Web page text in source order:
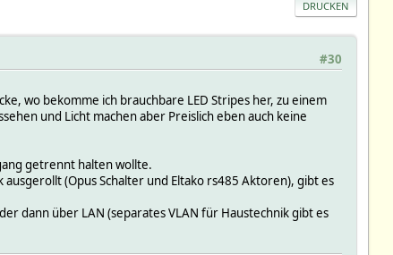
DRUCKEN
#30
wo bekomme ich brauchbare LED Stripes her, zu einem
und Licht machen aber Preislich eben auch keine
getrennt halten wollte.
(Opus Schalter und Eltako rs485 Aktoren), gibt es
dann über LAN (separates VLAN für Haustechnik gibt es